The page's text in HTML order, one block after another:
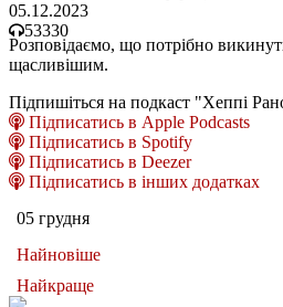
05.12.2023
53330
Розповідаємо, що потрібно
щасливішим.
Підпишіться на подкаст "Хеппі
Підписатись в Apple Podcasts
Підписатись в Spotify
Підписатись в Deezer
Підписатись в інших додатках
05 грудня
Найновіше
Найкраще